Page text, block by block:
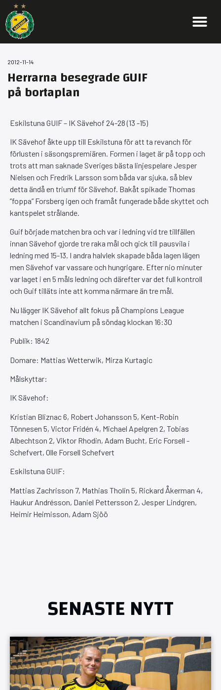
2012-11-14
Herrarna besegrade GUIF
på bortaplan
Eskilstuna GUIF – IK Sävehof 24-28 (13 -15)
IK Sävehof åkte upp till Eskilstuna för att ta revanch för
förlusten i säsongspremiären. Formen i laget är på topp och
trots att man saknade Sveriges bästa linjespelare Jesper
Nielsen och Fredrik Larsson som båda var sjuka, så blev
detta ändå en triumf för Sävehof. Bakåt spikade Thomas
”foppa” Forsberg igen och framåt fungerade både skyttet och
kantspelet strålande.
Guif började matchen bra och var i ledning vid tre tillfällen
innan Sävehof gjorde tre raka mål och gick till pausvila i
ledning med 15-13. I andra halvlek skapade båda lagen lägen
men Sävehof var vassare och hungrigare. Efter nio minuter
var laget i en 5 måls ledning och därefter var det full kontroll
och Guif tilläts inte att komma närmare än tre mål.
Nu lägger IK Sävehof allt fokus på Champions League
matchen i Scandinavium på söndag klockan 16:30
Publik: 1842
Domare: Mattias Wetterwik, Mirza Kurtagic
Målskyttar:
IK Sävehof:
Kristian Bliznac 6, Robert Johansson 5, Kent-Robin
Tönnesen 5, Victor Fridén 4, Michael Apelgren 2, Tobias
Albechtson 2, Viktor Rhodin, Adam Bucht, Eric Forsell -
Schefvert, Olle Forsell Schefvert
Eskilstuna GUIF:
Mattias Zachrisson 7, Mathias Tholin 5, Rickard Åkerman 4,
Haukur Andrésson, Daniel Pettersson 2, Jesper Lindgren,
Heimir Heimisson, Adam Sjöö
SENASTE NYTT